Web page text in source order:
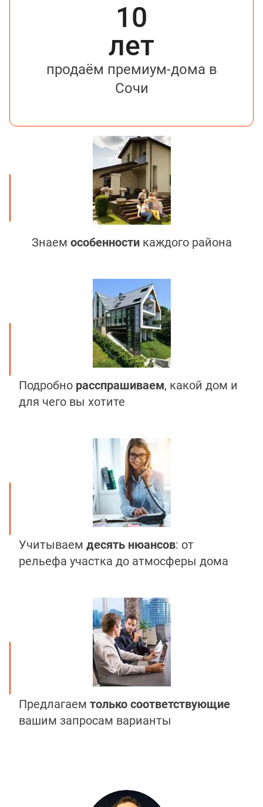
10
лет
продаём премиум-дома в
Сочи
Знаем особенностикаждого района
Подробно расспрашиваем, какой дом и
для чего вы хотите
Учитываем десять нюансов: от
рельефа участка до атмосферы дома
Предлагаем только соответствующие
вашим запросам варианты